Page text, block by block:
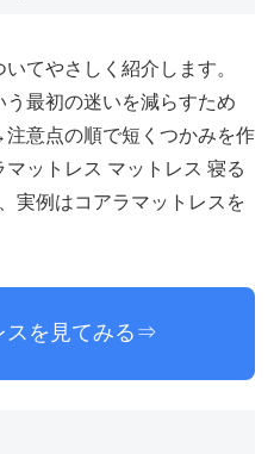
てやさしく紹介します。
う最初の迷いを減らすため
意点の順で短くつかみを作
ットレス マットレス 寝る
実例はコアラマットレスを
スを見てみる⇒